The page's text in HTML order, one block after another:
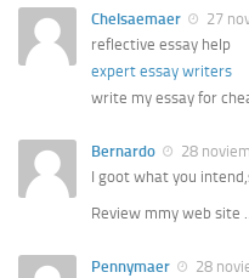
Chelsaemaer
27
reflective essay help
expert essay writers
write my essay for
Bernardo
28
I goot what you
Review mmy web site
Pennymaer
28